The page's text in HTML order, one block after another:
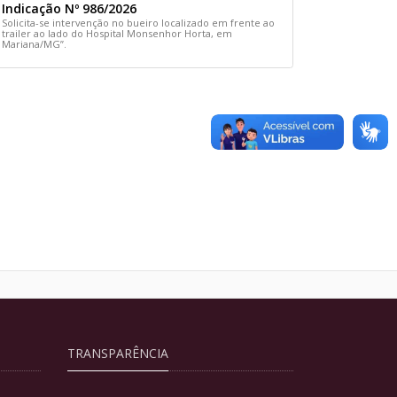
Indicação Nº 986/2026
Solicita-se intervenção no bueiro localizado em frente ao
trailer ao lado do Hospital Monsenhor Horta, em
Mariana/MG”.
TRANSPARÊNCIA